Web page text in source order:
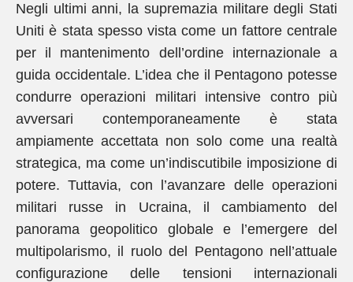
Negli ultimi anni, la supremazia militare degli Stati
Uniti è stata spesso vista come un fattore centrale
per il mantenimento dell’ordine internazionale a
guida occidentale. L’idea che il Pentagono potesse
condurre operazioni militari intensive contro più
avversari contemporaneamente è stata
ampiamente accettata non solo come una realtà
strategica, ma come un’indiscutibile imposizione di
potere. Tuttavia, con l’avanzare delle operazioni
militari russe in Ucraina, il cambiamento del
panorama geopolitico globale e l’emergere del
multipolarismo, il ruolo del Pentagono nell’attuale
configurazione delle tensioni internazionali